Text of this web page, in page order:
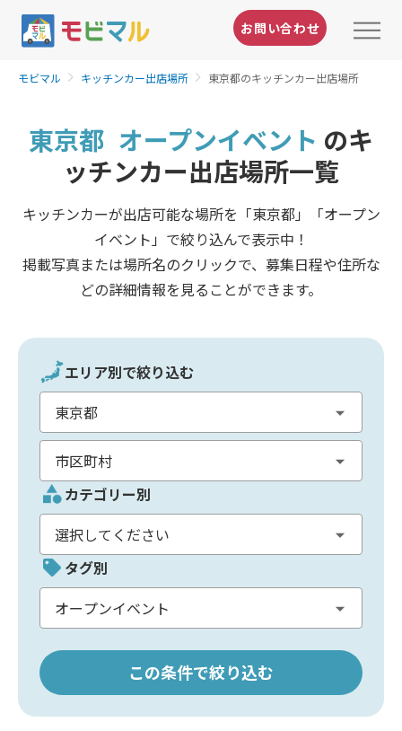
お問い合わせ
モビマル キッチンカー出店場所 東京都のキッチンカー出店場所
東京都 オープンイベント のキ
ッチンカー出店場所一覧
キッチンカーが出店可能な場所を「東京都」「オープン
イベント」で絞り込んで表示中！
掲載写真または場所名のクリックで、募集日程や住所な
どの詳細情報を見ることができます。
エリア別で絞り込む
カテゴリー別
タグ別
この条件で絞り込む